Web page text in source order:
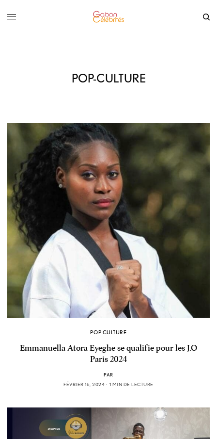
POP-CULTURE
POP-CULTURE
Emmanuella Atora Eyeghe se qualifie pour les J.O
Paris 2024
PAR
FÉVRIER 16, 2024
1 MIN DE LECTURE